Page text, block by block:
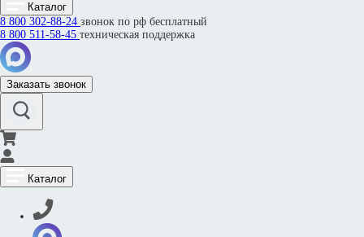
Каталог
8 800 302-88-24 звонок по рф бесплатный
8 800 511-58-45 техническая поддержка
Заказать звонок
Каталог